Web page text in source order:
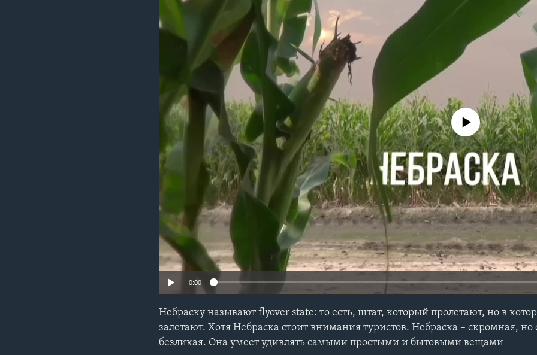
No media source currently
0:00
Небраску называют flyover state: то есть, штат, который пролетают, но в
залетают. Хотя Небраска стоит внимания туристов. Небраска – скромная,
безликая. Она умеет удивлять самыми простыми и бытовыми вещами